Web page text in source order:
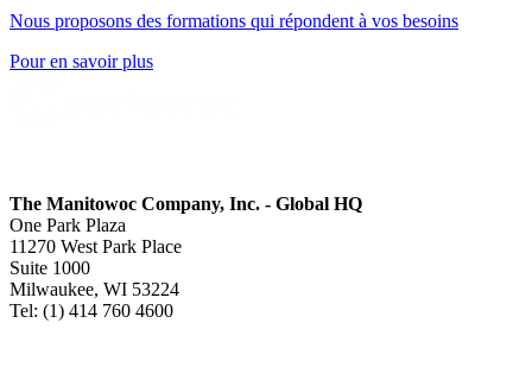
Nous proposons des formations qui répondent à vos besoins
Pour en savoir plus
The Manitowoc Company, Inc. - Global HQ
One Park Plaza
11270 West Park Place
Suite 1000
Milwaukee, WI 53224
Tel: (1) 414 760 4600